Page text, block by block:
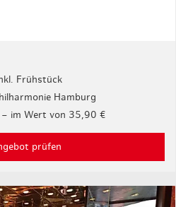
Frühstück
Hamburg
– im Wert von 35,90 €
prüfen